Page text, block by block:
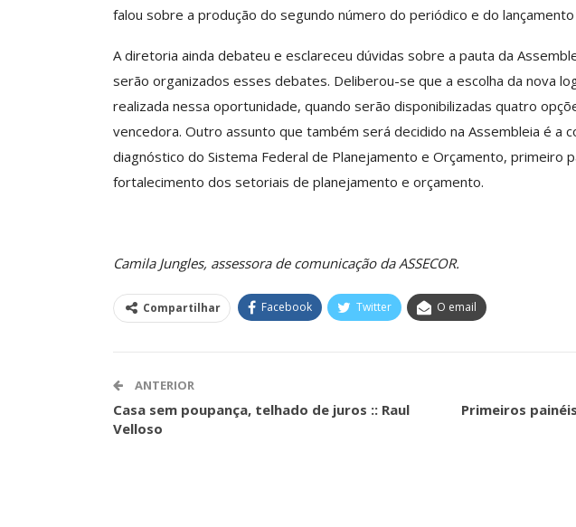
falou sobre a produção do segundo número do periódico e do lançamento
A diretoria ainda debateu e esclareceu dúvidas sobre a pauta da
serão organizados esses debates. Deliberou-se que a escolha da nova
realizada nessa oportunidade, quando serão disponibilizadas quatro
vencedora. Outro assunto que também será decidido na Assembleia é a
diagnóstico do Sistema Federal de Planejamento e Orçamento, primeiro
fortalecimento dos setoriais de planejamento e orçamento.
Camila Jungles, assessora de comunicação da ASSECOR.
Compartilhar Facebook Twitter O email
ANTERIOR
Casa sem poupança, telhado de juros :: Raul
Velloso
Primeiros
ASSECOR Acompanha Reunião
Da Mesa Nacional De
Negociação Permanente E
IMPRENSA